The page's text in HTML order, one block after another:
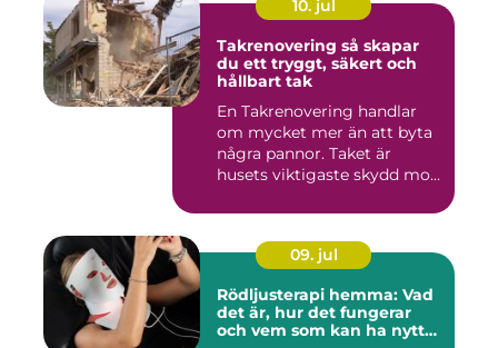
10. jul
Takrenovering så skapar
du ett tryggt, säkert och
hållbart tak
En Takrenovering handlar
om mycket mer än att byta
några pannor. Taket är
husets viktigaste skydd mo...
09. jul
Rödljusterapi hemma: Vad
det är, hur det fungerar
och vem som kan ha nytta